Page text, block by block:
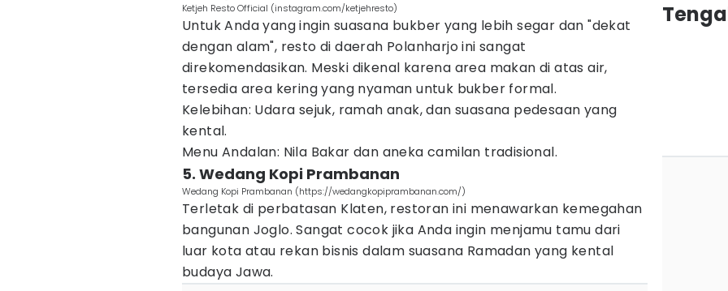
Ketjeh Resto Official (instagram.com/ketjehresto)
Untuk Anda yang ingin suasana bukber yang lebih segar dan "dekat
dengan alam", resto di daerah Polanharjo ini sangat
direkomendasikan. Meski dikenal karena area makan di atas air,
tersedia area kering yang nyaman untuk bukber formal.
Kelebihan: Udara sejuk, ramah anak, dan suasana pedesaan yang
kental.
Menu Andalan: Nila Bakar dan aneka camilan tradisional.
5. Wedang Kopi Prambanan
Wedang Kopi Prambanan (https://wedangkopiprambanan.com/)
Terletak di perbatasan Klaten, restoran ini menawarkan kemegahan
bangunan Joglo. Sangat cocok jika Anda ingin menjamu tamu dari
luar kota atau rekan bisnis dalam suasana Ramadan yang kental
budaya Jawa.